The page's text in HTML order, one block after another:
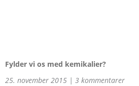
Fylder vi os med kemikalier?
25. november 2015
3 kommentarer